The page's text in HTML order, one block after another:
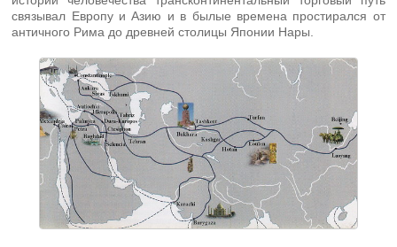
связывал Европу и Азию и в былые времена простирался от
античного Рима до древней столицы Японии Нары.